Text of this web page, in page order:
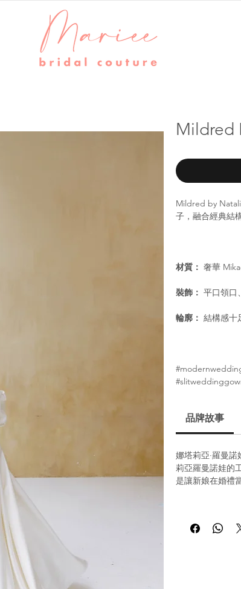
Mildred
Mildred by
子，融合經典結
材質： 奢華
裝飾： 平口領口
輪廓： 結構感十
品牌故事
娜塔莉亞·羅曼
莉亞羅曼諾娃的
是讓新娘在婚禮